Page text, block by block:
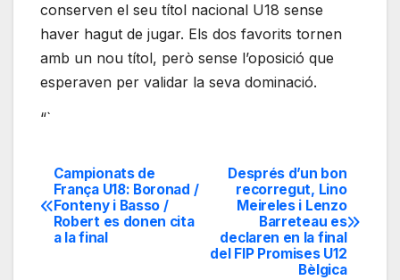
conserven el seu títol nacional U18 sense
haver hagut de jugar. Els dos favorits tornen
amb un nou títol, però sense l’oposició que
esperaven per validar la seva dominació.
“`
Navegación
de
Després d’un bon
recorregut, Lino
Meireles i Lenzo
Barreteau es
declaren en la final
del FIP Promises U12
Bèlgica
Campionats de
França U18: Boronad /
Fonteny i Basso /
Robert es donen cita
a la final